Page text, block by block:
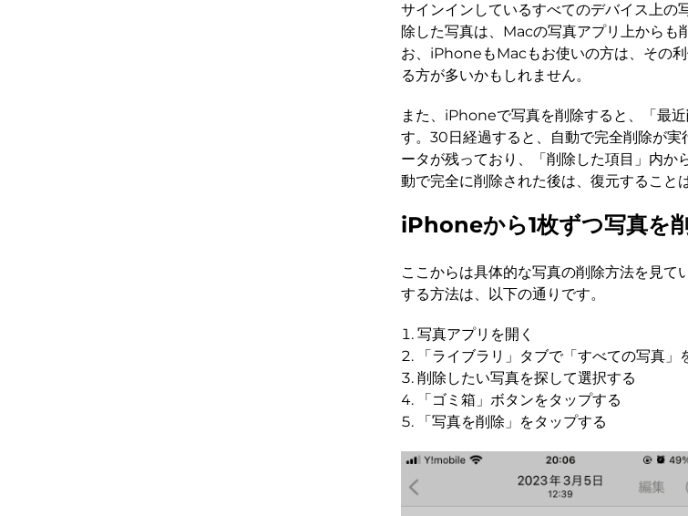
サインインしているすべてのデバイス上
除した写真は、Macの写真アプリ上からも
お、iPhoneもMacもお使いの方は、その
る方が多いかもしれません。
また、iPhoneで写真を削除すると、「最
す。30日経過すると、自動で完全削除が
ータが残っており、「削除した項目」内
動で完全に削除された後は、復元すること
iPhoneから1枚ずつ写真を
ここからは具体的な写真の削除方法を見
する方法は、以下の通りです。
写真アプリを開く
「ライブラリ」タブで「すべての写真」
削除したい写真を探して選択する
「ゴミ箱」ボタンをタップする
「写真を削除」をタップする